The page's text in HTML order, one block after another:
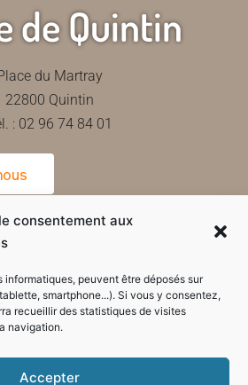
consentement aux
peuvent être déposés sur
smartphone...). Si vous y consentez,
recueillir des statistiques de visites
navigation.
Accepter
de Quintin
du Martray
22800 Quintin
: 02 96 74 84 01
de la mairie